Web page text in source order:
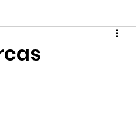
impresión